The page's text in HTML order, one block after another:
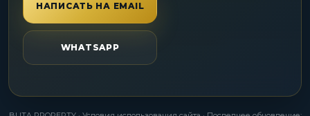
НАПИСАТЬ НА EMAIL
WHATSAPP